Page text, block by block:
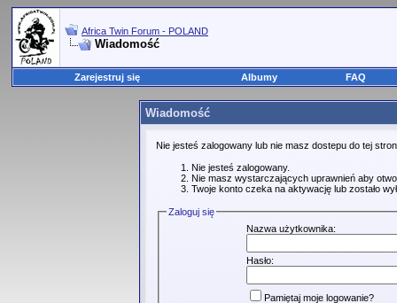
Africa Twin Forum - POLAND
Wiadomość
Zarejestruj się Albumy FAQ
Wiadomość
Nie jesteś zalogowany lub nie masz dostepu do tej
Nie jesteś zalogowany.
Nie masz wystarczających uprawnień aby
Twoje konto czeka na aktywację lub zostało
Zaloguj się
Nazwa użytkownika:
Hasło:
Pamiętaj moje logowanie?